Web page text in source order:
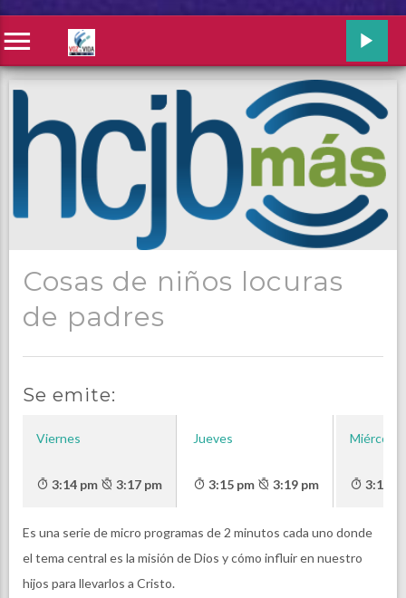
Cosas de niños locuras
de padres
Se emite:
Viernes
3:14 pm 3:17 pm
Jueves
3:15 pm 3:19 pm
Miércoles
3:15
Es una serie de micro programas de 2 minutos cada uno donde
el tema central es la misión de Dios y cómo influir en nuestro
hijos para llevarlos a Cristo.